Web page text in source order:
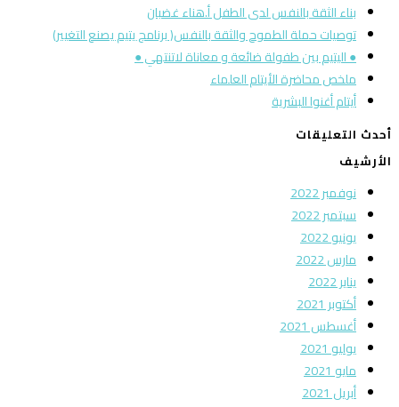
بناء الثقة بالنفس لدى الطفل أ.هناء غضبان
توصيات حملة الطموح والثقة بالنفس( برنامج يتيم يصنع التغيير)
● اليتيم بين طفولة ضائعة و معاناة لاتنتهي ●
ملخص محاضرة الأيتام العلماء
أيتام أغنوا البشرية
أحدث التعليقات
الأرشيف
نوفمبر 2022
سبتمبر 2022
يونيو 2022
مارس 2022
يناير 2022
أكتوبر 2021
أغسطس 2021
يوليو 2021
مايو 2021
أبريل 2021